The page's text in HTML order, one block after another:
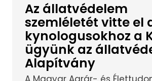
Az állatvédelem
szemléletét vitte el
kynologusokhoz a
ügyünk az
Alapítvány